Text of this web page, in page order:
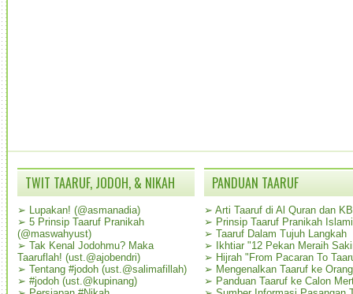
TWIT TAARUF, JODOH, & NIKAH
➢ Lupakan! (@asmanadia)
➢ 5 Prinsip Taaruf Pranikah
(@maswahyust)
➢ Tak Kenal Jodohmu? Maka
Taaruflah! (ust.@ajobendri)
➢ Tentang #jodoh (ust.@salimafillah)
➢ #jodoh (ust.@kupinang)
PANDUAN TAARUF
➢ Arti Taaruf di Al Quran dan
➢ Prinsip Taaruf Pranikah Islami
➢ Taaruf Dalam Tujuh Langkah
➢
Ikhtiar "12 Pekan Meraih
➢ Hijrah "From Pacaran To
➢ Mengenalkan Taaruf ke
➢ Panduan Taaruf ke Calon